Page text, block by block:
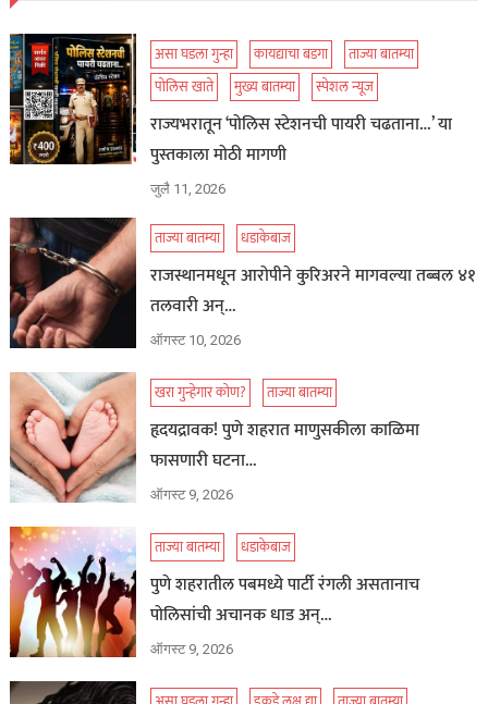
असा घडला गुन्हा कायद्याचा बडगा
ताज्या बातम्या
पोलिस खाते
मुख्य बातम्या स्पेशल न्यूज
राज्यभरातून ‘पोलिस स्टेशनची पायरी चढताना…’ या
पुस्तकाला मोठी मागणी
जुलै 11, 2026
ताज्या बातम्या धडाकेबाज
राजस्थानमधून आरोपीने कुरिअरने मागवल्या तब्बल ४१
तलवारी अन्…
ऑगस्ट 10, 2026
खरा गुन्हेगार कोण? ताज्या बातम्या
हृदयद्रावक! पुणे शहरात माणुसकीला काळिमा
फासणारी घटना…
ऑगस्ट 9, 2026
ताज्या बातम्या धडाकेबाज
पुणे शहरातील पबमध्ये पार्टी रंगली असतानाच
पोलिसांची अचानक धाड अन्…
ऑगस्ट 9, 2026